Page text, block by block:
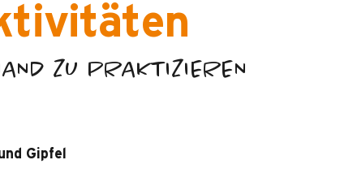
ZU PRAKTIZIEREN
Gipfel